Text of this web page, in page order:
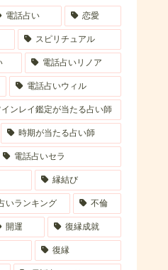
電話占い 恋愛
スピリチュアル
電話占いリノア
電話占いウィル
インレイ鑑定が当たる占い師
時期が当たる占い師
電話占いセラ
縁結び
いランキング 不倫
開運 復縁成就
復縁